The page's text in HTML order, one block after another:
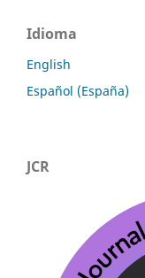
Idioma
English
Español (España)
JCR